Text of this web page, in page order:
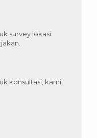
survey lokasi
konsultasi, kami